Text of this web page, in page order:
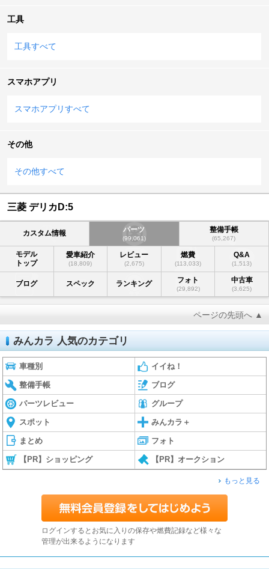
工具
工具すべて
スマホアプリ
スマホアプリすべて
その他
その他すべて
三菱 デリカD:5
カスタム情報 パーツ
(99,061)
整備手帳
(65,267)
モデル
トップ
愛車紹介
(18,809)
レビュー
(2,675)
燃費
(113,033)
Q&A
(1,513)
ブログ スペック ランキング フォト
(29,892)
中古車
(3,625)
ページの先頭へ ▲
みんカラ 人気のカテゴリ
車種別 イイね！
整備手帳 ブログ
パーツレビュー グループ
スポット みんカラ＋
まとめ フォト
【PR】ショッピング 【PR】オークション
もっと見る
ログインするとお気に入りの保存や燃費記録など様々な
管理が出来るようになります